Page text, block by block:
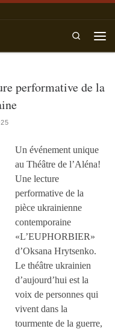
Search
performative de la
Un événement unique
au Théâtre de l’Aléna!
Une lecture
performative de la
pièce ukrainienne
contemporaine
«L’EUPHORBIER»
d’Oksana Hrytsenko.
Le théâtre ukrainien
d’aujourd’hui est la
voix de personnes qui
vivent dans la
tourmente de la guerre,